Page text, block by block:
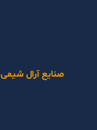
صنایع آرال